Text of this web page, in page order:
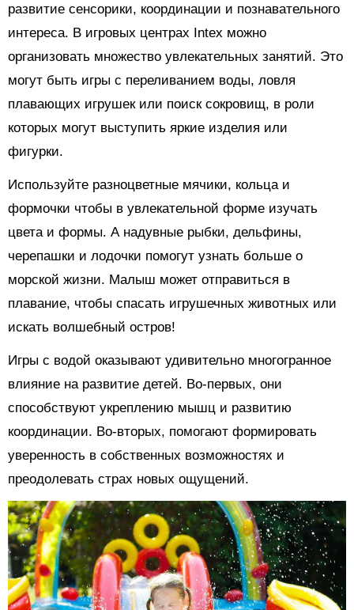
развитие сенсорики, координации и познавательного
интереса. В игровых центрах Intex можно
организовать множество увлекательных занятий. Это
могут быть игры с переливанием воды, ловля
плавающих игрушек или поиск сокровищ, в роли
которых могут выступить яркие изделия или
фигурки.
Используйте разноцветные мячики, кольца и
формочки чтобы в увлекательной форме изучать
цвета и формы. А надувные рыбки, дельфины,
черепашки и лодочки помогут узнать больше о
морской жизни. Малыш может отправиться в
плавание, чтобы спасать игрушечных животных или
искать волшебный остров!
Игры с водой оказывают удивительно многогранное
влияние на развитие детей. Во-первых, они
способствуют укреплению мышц и развитию
координации. Во-вторых, помогают формировать
уверенность в собственных возможностях и
преодолевать страх новых ощущений.